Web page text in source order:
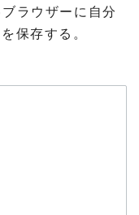
ラウザーに自分
保存する。